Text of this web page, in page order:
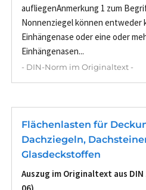
aufliegenAnmerkung 1 zum
Nonnenziegel können entweder
Einhängenase oder eine oder
Einhängenasen...
- DIN-Norm im Originaltext -
Flächenlasten für
Dachziegeln,
Glasdeckstoffen
Auszug im Originaltext aus DIN